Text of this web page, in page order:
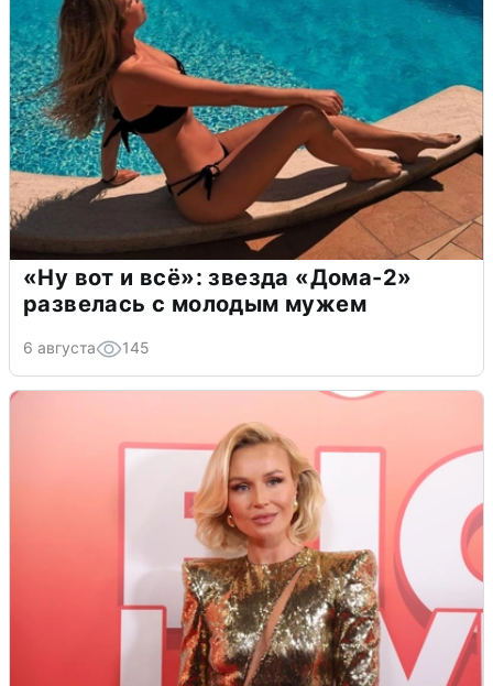
«Ну вот и всё»: звезда «Дома-2»
развелась с молодым мужем
6 августа 145